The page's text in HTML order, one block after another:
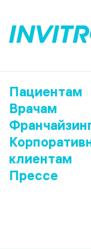
Пациентам
Врачам
клиентам
Прессе